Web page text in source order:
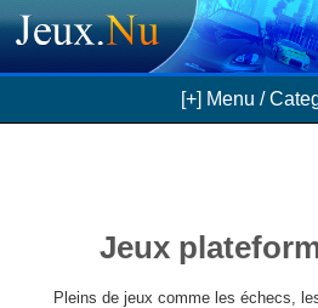
[+] Menu /
Jeux
Pleins de jeux comme les échecs,